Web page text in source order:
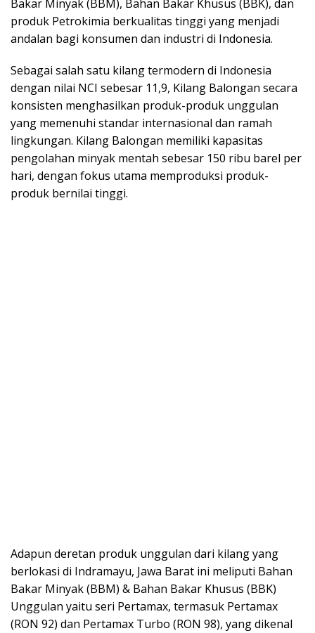
Bakar Minyak (BBM), Bahan Bakar Khusus (BBK), dan
produk Petrokimia berkualitas tinggi yang menjadi
andalan bagi konsumen dan industri di Indonesia.
Sebagai salah satu kilang termodern di Indonesia
dengan nilai NCI sebesar 11,9, Kilang Balongan secara
konsisten menghasilkan produk-produk unggulan
yang memenuhi standar internasional dan ramah
lingkungan. Kilang Balongan memiliki kapasitas
pengolahan minyak mentah sebesar 150 ribu barel per
hari, dengan fokus utama memproduksi produk-
produk bernilai tinggi.
Adapun deretan produk unggulan dari kilang yang
berlokasi di Indramayu, Jawa Barat ini meliputi Bahan
Bakar Minyak (BBM) & Bahan Bakar Khusus (BBK)
Unggulan yaitu seri Pertamax, termasuk Pertamax
(RON 92) dan Pertamax Turbo (RON 98), yang dikenal